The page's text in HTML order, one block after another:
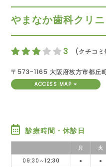
やまなか歯科クリ
3 (クチコミ
〒573-1165 大阪府枚方市都丘
ACCESS MAP
診療時間・休診日
月 火
09:30～12:30
● ●